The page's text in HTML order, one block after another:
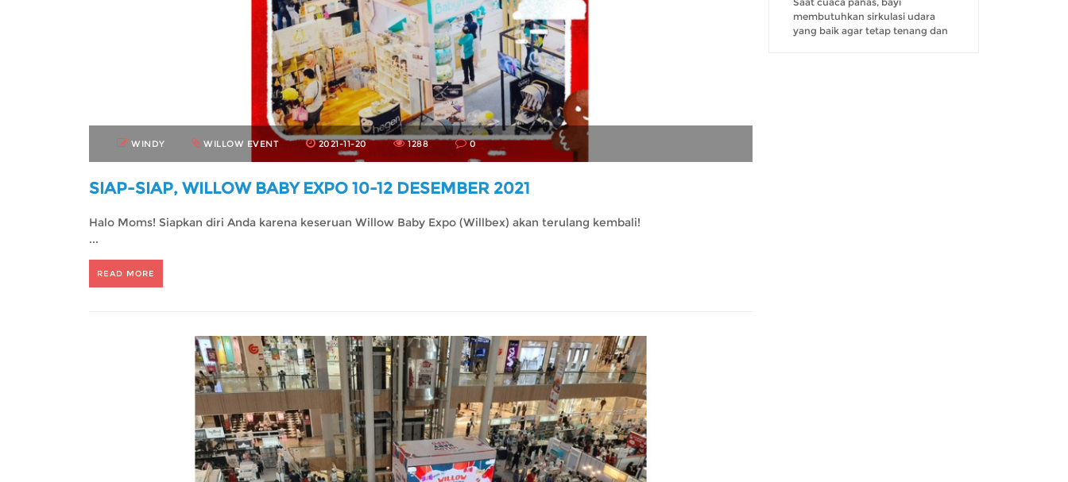
WINDY WILLOW EVENT 2021-11-20 1288 0
SIAP-SIAP, WILLOW BABY EXPO 10-12 DESEMBER 2021
Halo Moms! Siapkan diri Anda karena keseruan Willow Baby Expo (Willbex) akan terulang kembali!
...
READ MORE
membutuhkan sirkulasi udara
yang baik agar tetap tenang dan